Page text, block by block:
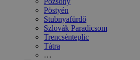
Pöstyén
Stubnyafürdő
Szlovák Paradicsom
Trencsénteplic
Tátra
…